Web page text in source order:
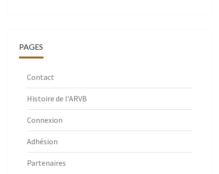
PAGES
Contact
Histoire de l’ARVB
Connexion
Adhésion
Partenaires